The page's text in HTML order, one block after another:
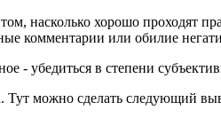
насколько хорошо проходят
комментарии или обилие
- убедиться в степени
можно сделать следующий